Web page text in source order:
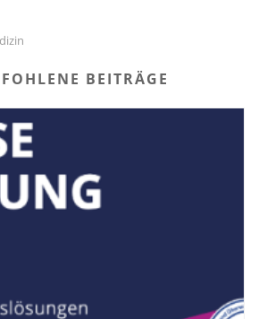
BEITRÄGE